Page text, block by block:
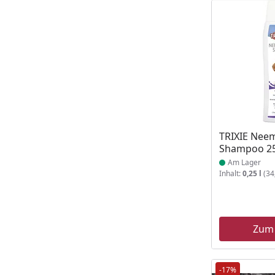
TRIXIE
Shampoo
Produkt
Am Lager
Inhalt:0,25 l
-17%